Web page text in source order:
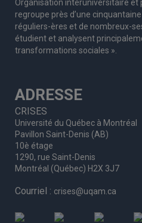
Organisation interuniversitaire et
regroupe près d’une cinquantaine
réguliers-ères et de nombreux-
étudient et analysent
transformations sociales ».
ADRESSE
CRISES
Université du Québec à Montréal
Pavillon Saint-Denis (AB)
10è étage
1290, rue Saint-Denis
Montréal (Québec) H2X 3J7
Courriel : crises@uqam.ca